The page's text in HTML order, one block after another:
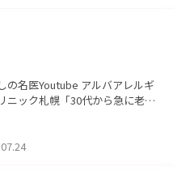
の名医Youtube アルバアレルギ
ニック札幌「30代から急に老け